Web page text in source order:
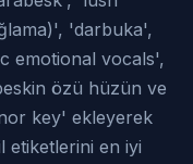
'darbuka',
emotional vocals',
özü hüzün ve
key' ekleyerek
etiketlerini en iyi